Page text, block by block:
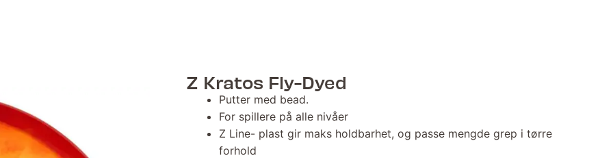
Z Kratos Fly-Dyed
Putter med bead.
For spillere på alle nivåer
Z Line- plast gir maks holdbarhet, og passe mengde grep i tørre
forhold